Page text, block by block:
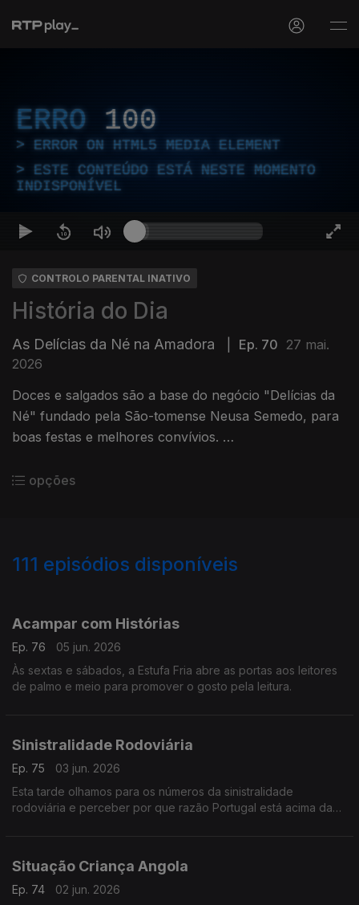
ERRO 100
ERROR ON HTML5 MEDIA ELEMENT
ESTE CONTEÚDO ESTÁ NESTE MOMENTO
INDISPONÍVEL
CONTROLO PARENTAL INATIVO
História do Dia
As Delícias da Né na Amadora Ep. 70 27 mai.
2026
Doces e salgados são a base do negócio "Delícias da
Né" fundado pela São-tomense Neusa Semedo, para
boas festas e melhores convívios.
opções
111 episódios disponíveis
Acampar com Histórias
Ep. 76
05 jun. 2026
Às sextas e sábados, a Estufa Fria abre as portas aos leitores
de palmo e meio para promover o gosto pela leitura.
Sinistralidade Rodoviária
Ep. 75
03 jun. 2026
Esta tarde olhamos para os números da sinistralidade
rodoviária e perceber por que razão Portugal está acima da
Situação Criança Angola
Ep. 74
02 jun. 2026